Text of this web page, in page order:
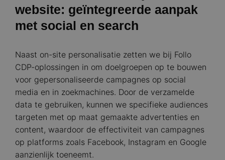
website: geïntegreerde aanpak
met social en search
Naast on-site personalisatie zetten we bij Follo
CDP-oplossingen in om doelgroepen op te bouwen
voor gepersonaliseerde campagnes op social
media en in zoekmachines. Door de verzamelde
data te gebruiken, kunnen we specifieke audiences
targeten met op maat gemaakte advertenties en
content, waardoor de effectiviteit van campagnes
op platforms zoals Facebook, Instagram en Google
aanzienlijk toeneemt.​